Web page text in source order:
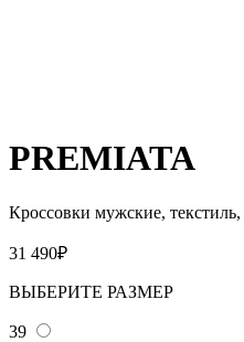
PREMIATA
Кроссовки мужские,
31 490₽
ВЫБЕРИТЕ РАЗМЕР
39